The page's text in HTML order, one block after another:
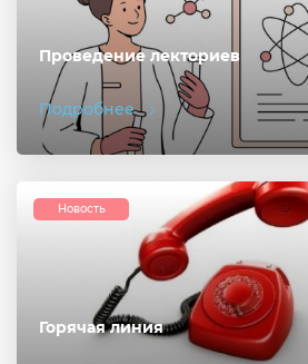
Проведение лекториев
Подробнее
Горячая линия
Новость